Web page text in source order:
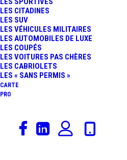
LES CITADINES
LES SUV
LES VÉHICULES MILITAIRES
LES AUTOMOBILES DE LUXE
LES COUPÉS
LES VOITURES PAS CHÈRES
LES CABRIOLETS
LES « SANS PERMIS »
CARTE
PRO
Le préparateur AC Schnitzer
pour sortir son monstre vert, la